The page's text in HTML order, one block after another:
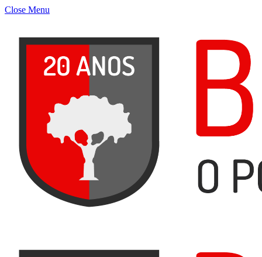
Close Menu